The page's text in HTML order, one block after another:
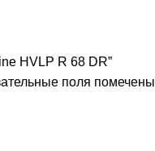
HVLP R 68 DR”
поля помечены